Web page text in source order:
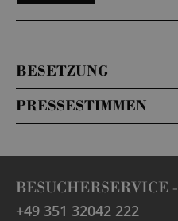
BESETZUNG
PRESSESTIMMEN
BESUCHERSERVICE -
+49 351 32042 222